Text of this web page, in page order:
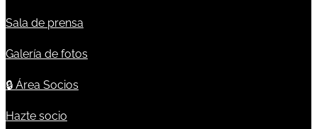
Sala de prensa
Galería de fotos
🔒 Área Socios
Hazte socio